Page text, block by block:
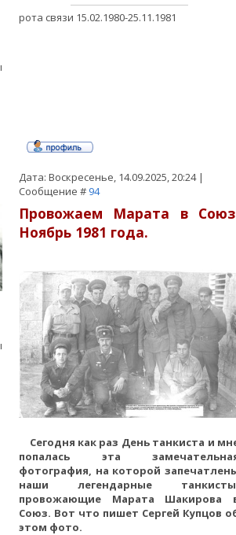
рота связи 15.02.1980-25.11.1981
Дата: Воскресенье, 14.09.2025, 20:24 |
Сообщение # 94
Провожаем Марата в
Ноябрь 1981 года.
Сегодня как раз День танкиста и
попалась эта
фотография, на которой
наши легендарные
провожающие Марата Шакирова
Союз. Вот что пишет Сергей Купцов
этом фото.